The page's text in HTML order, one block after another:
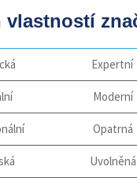
vlastností
Expertní
Moderní
Opatrná
Uvolněná